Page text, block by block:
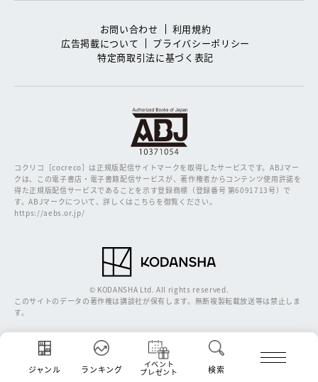
ジャンル ランキング イベント
プレゼント 検索
お問い合わせ
利用規約
広告掲載について
プライバシーポリシー
特定商取引法に基づく表記
コクリコ［cocreco］は正規版配信サイトマークを取得したサービスです。ABJマー
クは、この電子書店・電子書籍配信サービスが、著作権者からコンテンツ使用許諾を
得た正規版配信サービスであることを示す登録商標（登録番号 第6091713号）で
す。ABJマークについて、詳しくはこちらを御覧ください。
https://aebs.or.jp/
© KODANSHA Ltd. All rights reserved.
このサイトのデータの著作権は講談社が保有します。無断複製転載放送等は禁止しま
す。